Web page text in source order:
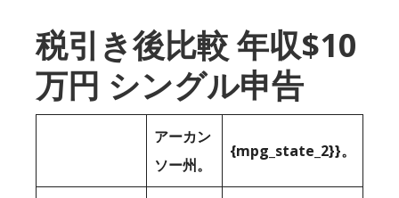
税引き後比較 年収$10
万円 シングル申告
アーカン
ソー州。
{mpg_state_2}}。